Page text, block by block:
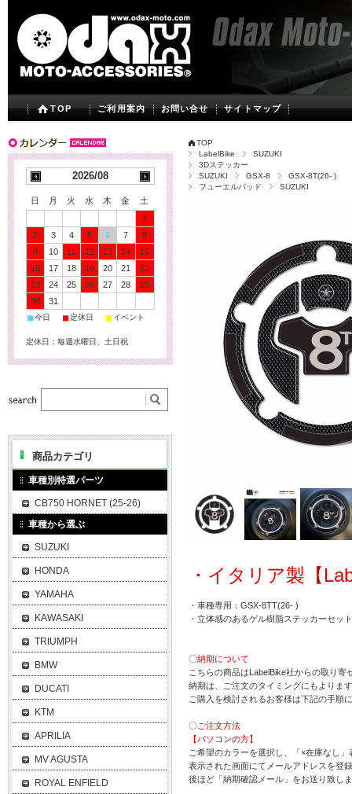
TOP ご利用案内 お問い合せ サイトマップ
TOP
LabelBike
SUZUKI
3Dステッカー
SUZUKI
GSX-8
GSX-8T(26- )
フューエルパッド
SUZUKI
・イタリア製【
・車種専用：GSX-8TT(26- )
・立体感のあるゲル樹脂ステッカーセット
〇納期について
こちらの商品はLabelBike社からの取り寄
納期は、ご注文のタイミングにもよりま
ご購入を検討されるお客様は下記の手順
〇ご注文方法
【パソコンの方】
ご希望のカラーを選択し、「×在庫なし
表示された画面にてメールアドレスを登
後ほど「納期確認メール」をお送り致し
2026/08
日 月 火 水 木 金
土
1
2
3 4 5 6 7
8
9
10 11 12 13 14
15
16
17 18 19 20 21
22
23
24 25 26 27 28
29
30
31
■今日 ■定休日 ■ イベント
定休日：毎週水曜日、土日祝
商品カテゴリ
車種別特選パーツ
CB750 HORNET (25-26)
車種から選ぶ
SUZUKI
HONDA
YAMAHA
KAWASAKI
TRIUMPH
BMW
DUCATI
KTM
APRILIA
MV AGUSTA
ROYAL ENFIELD